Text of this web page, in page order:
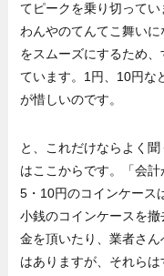
てピークを乗り切って
わんやのてんてこ舞い
をスムーズにするため
ています。1円、10円な
が惜しいのです。
と、これだけならよく
はここからです。「会
5・10円のコインケース
小銭のコインケースを
金を頂いたり、業者さ
はありますが、それら